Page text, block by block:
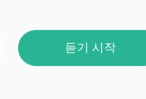
듣기 시작